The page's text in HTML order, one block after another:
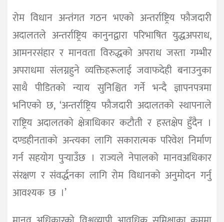
रोम विधान अन्तंगत गठन भएको अन्तर्राष्ट्रिय फौजदारी
अदालतले अन्तर्राष्ट्रिय कानुनद्वारा परिभाषित युद्धअपराध,
आमनरसंहार र मानवता विरुद्धको अपराध जस्ता गम्भीर
अपराधमा संलग्नहुने व्यक्तिहरूलाई जवाफदेही बनाउनुका
साथै पीडितको न्याय सुनिश्चित गर्ने भन्दै ज्ञापनपत्रमा
भनिएकाे छ, ‘अन्तर्राष्ट्रिय फौजदारी अदालतको स्थापनाले
राष्ट्रिय अदालतको क्षेत्राधिकार कटौती र हस्तक्षेप हुँदैन ।
दण्डहीनताको अन्त्यका लागि सकारात्मक परिवेश निर्माण
गर्न सहयोग पुऱ्याउँछ । राज्यले नेपालको मानवअधिकार
संरक्षण र संवर्द्धनका लागि रोम विधानको अनुमोदन गर्नु
आवश्यक छ ।’